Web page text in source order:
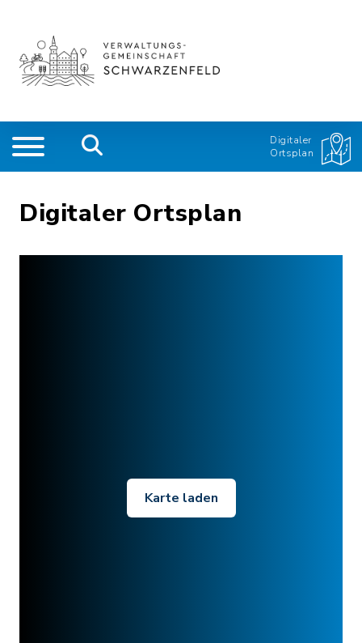
Digitaler
Ortsplan
Digitaler Ortsplan
Karte laden